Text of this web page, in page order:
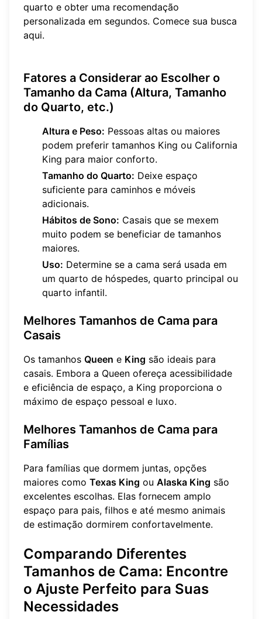
quarto e obter uma recomendação
personalizada em segundos. Comece sua busca
aqui.
Fatores a Considerar ao Escolher o
Tamanho da Cama (Altura, Tamanho
do Quarto, etc.)
Altura e Peso: Pessoas altas ou maiores
podem preferir tamanhos King ou California
King para maior conforto.
Tamanho do Quarto: Deixe espaço
suficiente para caminhos e móveis
adicionais.
Hábitos de Sono: Casais que se mexem
muito podem se beneficiar de tamanhos
maiores.
Uso: Determine se a cama será usada em
um quarto de hóspedes, quarto principal ou
quarto infantil.
Melhores Tamanhos de Cama para
Casais
Os tamanhos Queen e King são ideais para
casais. Embora a Queen ofereça acessibilidade
e eficiência de espaço, a King proporciona o
máximo de espaço pessoal e luxo.
Melhores Tamanhos de Cama para
Famílias
Para famílias que dormem juntas, opções
maiores como Texas King ou Alaska King são
excelentes escolhas. Elas fornecem amplo
espaço para pais, filhos e até mesmo animais
de estimação dormirem confortavelmente.
Comparando Diferentes
Tamanhos de Cama: Encontre
o Ajuste Perfeito para Suas
Necessidades